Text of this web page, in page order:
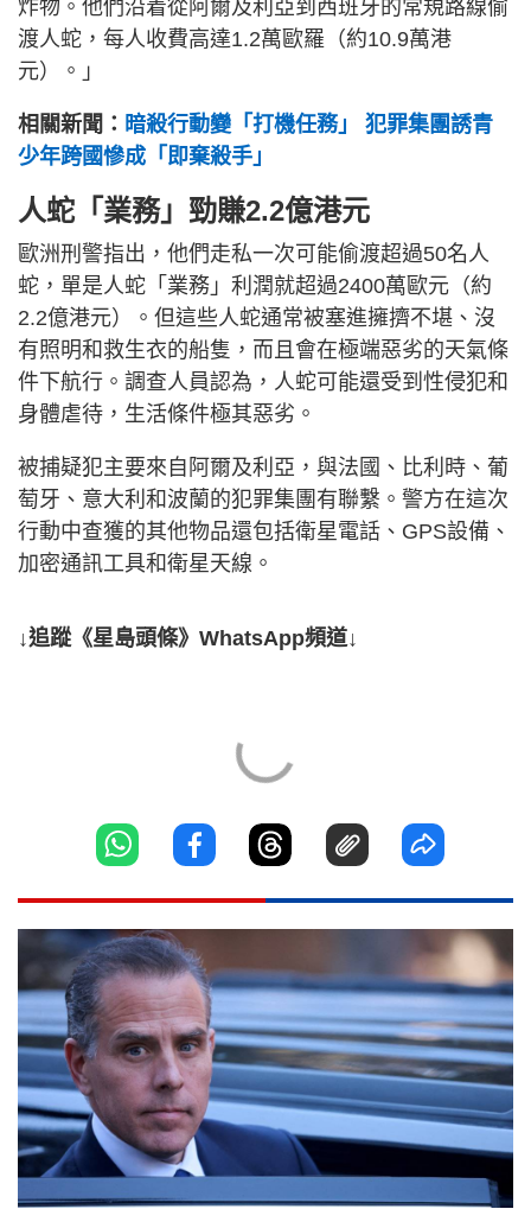
炸物。他們沿着從阿爾及利亞到西班牙的常規路線偷
渡人蛇，每人收費高達1.2萬歐羅（約10.9萬港
元）。」
相關新聞： 暗殺行動變「打機任務」 犯罪集團誘青
少年跨國慘成「即棄殺手」
人蛇「業務」勁賺2.2億港元
歐洲刑警指出，他們走私一次可能偷渡超過50名人
蛇，單是人蛇「業務」利潤就超過2400萬歐元（約
2.2億港元）。但這些人蛇通常被塞進擁擠不堪、沒
有照明和救生衣的船隻，而且會在極端惡劣的天氣條
件下航行。調查人員認為，人蛇可能還受到性侵犯和
身體虐待，生活條件極其惡劣。
被捕疑犯主要來自阿爾及利亞，與法國、比利時、葡
萄牙、意大利和波蘭的犯罪集團有聯繫。警方在這次
行動中查獲的其他物品還包括衛星電話、GPS設備、
加密通訊工具和衛星天線。
↓追蹤《星島頭條》WhatsApp頻道↓